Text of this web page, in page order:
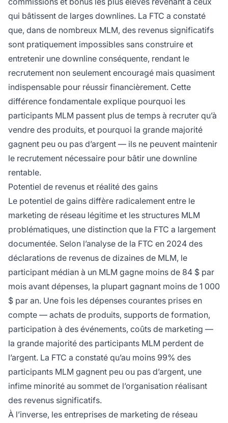
qui bâtissent de larges downlines. La FTC a constaté
que, dans de nombreux MLM, des revenus significatifs
sont pratiquement impossibles sans construire et
entretenir une downline conséquente, rendant le
recrutement non seulement encouragé mais quasiment
indispensable pour réussir financièrement. Cette
différence fondamentale explique pourquoi les
participants MLM passent plus de temps à recruter qu’à
vendre des produits, et pourquoi la grande majorité
gagnent peu ou pas d’argent — ils ne peuvent maintenir
le recrutement nécessaire pour bâtir une downline
rentable.
Potentiel de revenus et réalité des gains
Le potentiel de gains diffère radicalement entre le
marketing de réseau légitime et les structures MLM
problématiques, une distinction que la FTC a largement
documentée. Selon l’analyse de la FTC en 2024 des
déclarations de revenus de dizaines de MLM, le
participant médian à un MLM gagne moins de 84 $ par
mois avant dépenses, la plupart gagnant moins de 1 000
$ par an. Une fois les dépenses courantes prises en
compte — achats de produits, supports de formation,
participation à des événements, coûts de marketing —
la grande majorité des participants MLM perdent de
l’argent. La FTC a constaté qu’au moins 99% des
participants MLM gagnent peu ou pas d’argent, une
infime minorité au sommet de l’organisation réalisant
des revenus significatifs.
À l’inverse, les entreprises de marketing de réseau